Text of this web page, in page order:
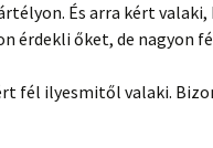
És arra kért valaki,
érdekli őket, de nagyon
fél ilyesmitől valaki.